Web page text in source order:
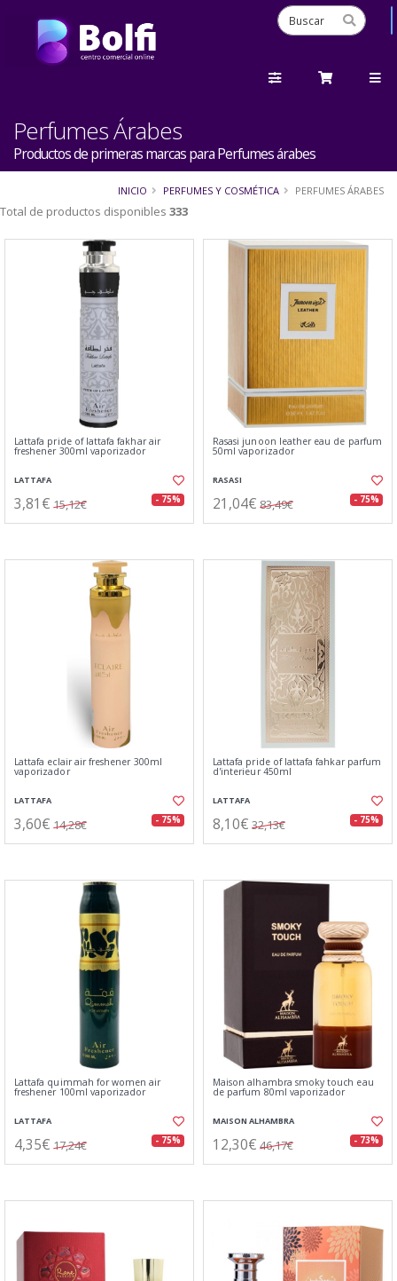
Perfumes Árabes
Productos de primeras marcas para Perfumes árabes
INICIO PERFUMES Y COSMÉTICA PERFUMES ÁRABES
Total de productos disponibles 333
Lattafa pride of lattafa fakhar air
freshener 300ml vaporizador
LATTAFA
3,81€ 15,12€ - 75%
Rasasi junoon leather eau de parfum
50ml vaporizador
RASASI
21,04€ 83,49€ - 75%
Lattafa eclair air freshener 300ml
vaporizador
LATTAFA
3,60€ 14,28€ - 75%
Lattafa pride of lattafa fahkar parfum
d'interieur 450ml
LATTAFA
8,10€ 32,13€ - 75%
Lattafa quimmah for women air
freshener 100ml vaporizador
LATTAFA
4,35€ 17,24€ - 75%
Maison alhambra smoky touch eau
de parfum 80ml vaporizador
MAISON ALHAMBRA
12,30€ 46,17€ - 73%